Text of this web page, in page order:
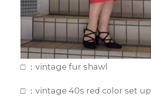
□ ：vintage fur shawl
□ ：vintage 40s red color set up